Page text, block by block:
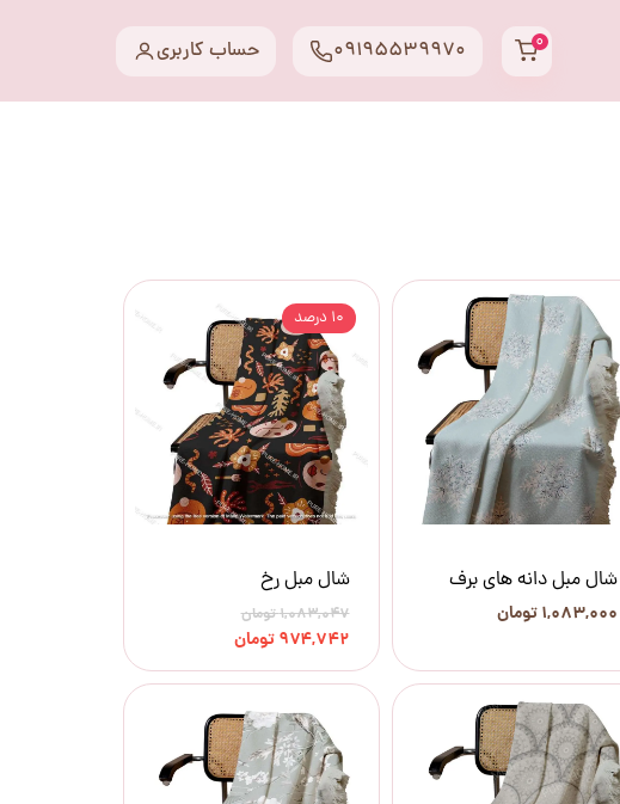
۰ حساب کاربری 09195539970
شال مبل دانه های برف
۱,۰۸۳,۰۰۰ تومان
شال مبل رخ
۱,۰۸۳,۰۴۷ تومان
۹۷۴,۷۴۲ تومان
۱۰ درصد